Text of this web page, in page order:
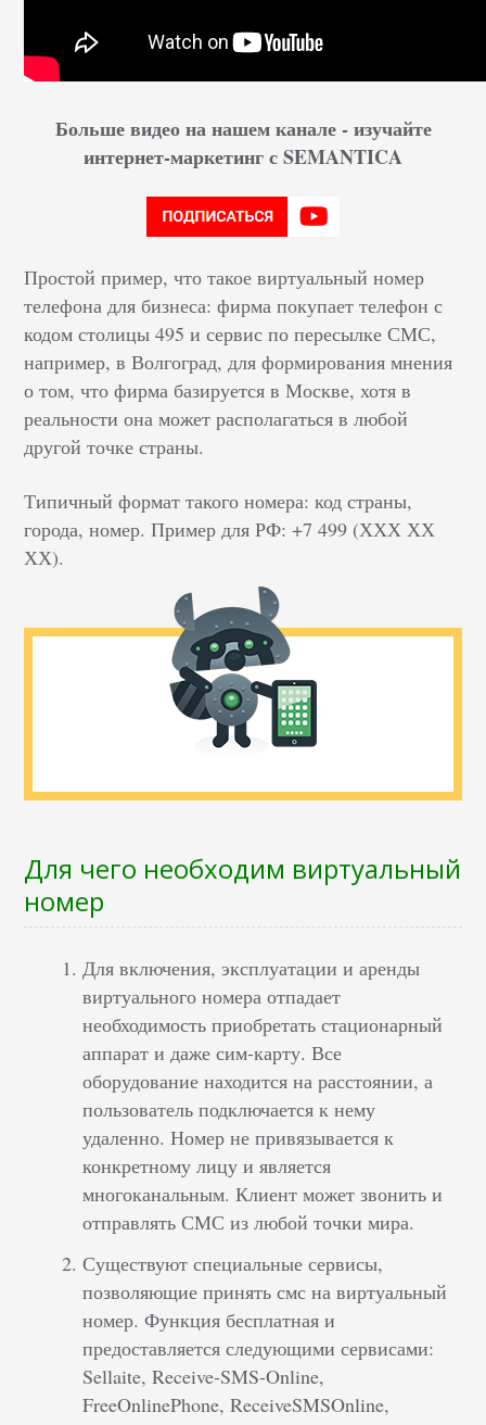
Больше видео на нашем канале - изучайте
интернет-маркетинг с SEMANTICA
Простой пример, что такое виртуальный номер
телефона для бизнеса: фирма покупает телефон с
кодом столицы 495 и сервис по пересылке СМС,
например, в Волгоград, для формирования мнения
о том, что фирма базируется в Москве, хотя в
реальности она может располагаться в любой
другой точке страны.
Типичный формат такого номера: код страны,
города, номер. Пример для РФ: +7 499 (ХХХ ХХ
ХХ).
Для чего необходим виртуальный
номер
Для включения, эксплуатации и аренды
виртуального номера отпадает
необходимость приобретать стационарный
аппарат и даже сим-карту. Все
оборудование находится на расстоянии, а
пользователь подключается к нему
удаленно. Номер не привязывается к
конкретному лицу и является
многоканальным. Клиент может звонить и
отправлять СМС из любой точки мира.
Существуют специальные сервисы,
позволяющие принять смс на виртуальный
номер. Функция бесплатная и
предоставляется следующими сервисами:
Sellaite, Receive-SMS-Online,
FreeOnlinePhone, ReceiveSMSOnline,